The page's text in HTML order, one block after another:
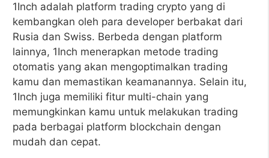
1Inch adalah platform trading crypto yang di
kembangkan oleh para developer berbakat dari
Rusia dan Swiss. Berbeda dengan platform
lainnya, 1Inch menerapkan metode trading
otomatis yang akan mengoptimalkan trading
kamu dan memastikan keamanannya. Selain itu,
1Inch juga memiliki fitur multi-chain yang
memungkinkan kamu untuk melakukan trading
pada berbagai platform blockchain dengan
mudah dan cepat.